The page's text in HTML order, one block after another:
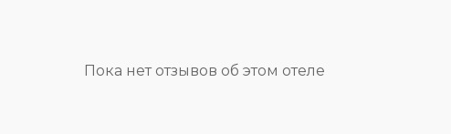
Wi-Fi. Уточняйте
сразу при заезде.
экскурсию, обратитесь в
экскурсионное бюро гостевого
Пока нет отзывов об этом отеле